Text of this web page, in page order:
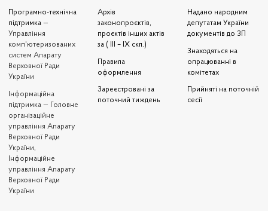
Програмно-технічна
підтримка —
Управління
комп'ютеризованих
систем Апарату
Верховної Ради
України
Iнформаційна
підтримка — Головне
організаційне
управління Апарату
Верховної Ради
України,
Інформаційне
управління Апарату
Верховної Ради
України
Архів
законопроєктів,
проєктів інших актів
за ( III – IX скл.)
Правила
оформлення
Зареєстровані за
поточний тиждень
Надано народним
депутатам України
документів до ЗП
Знаходяться на
опрацюванні в
комітетах
Прийняті на поточній
сесії